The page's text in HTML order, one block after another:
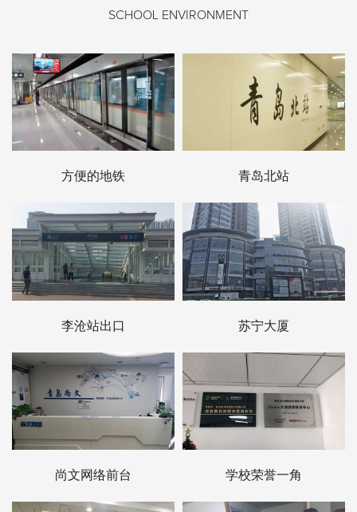
SCHOOL ENVIRONMENT
方便的地铁 青岛北站
李沧站出口 苏宁大厦
尚文网络前台 学校荣誉一角